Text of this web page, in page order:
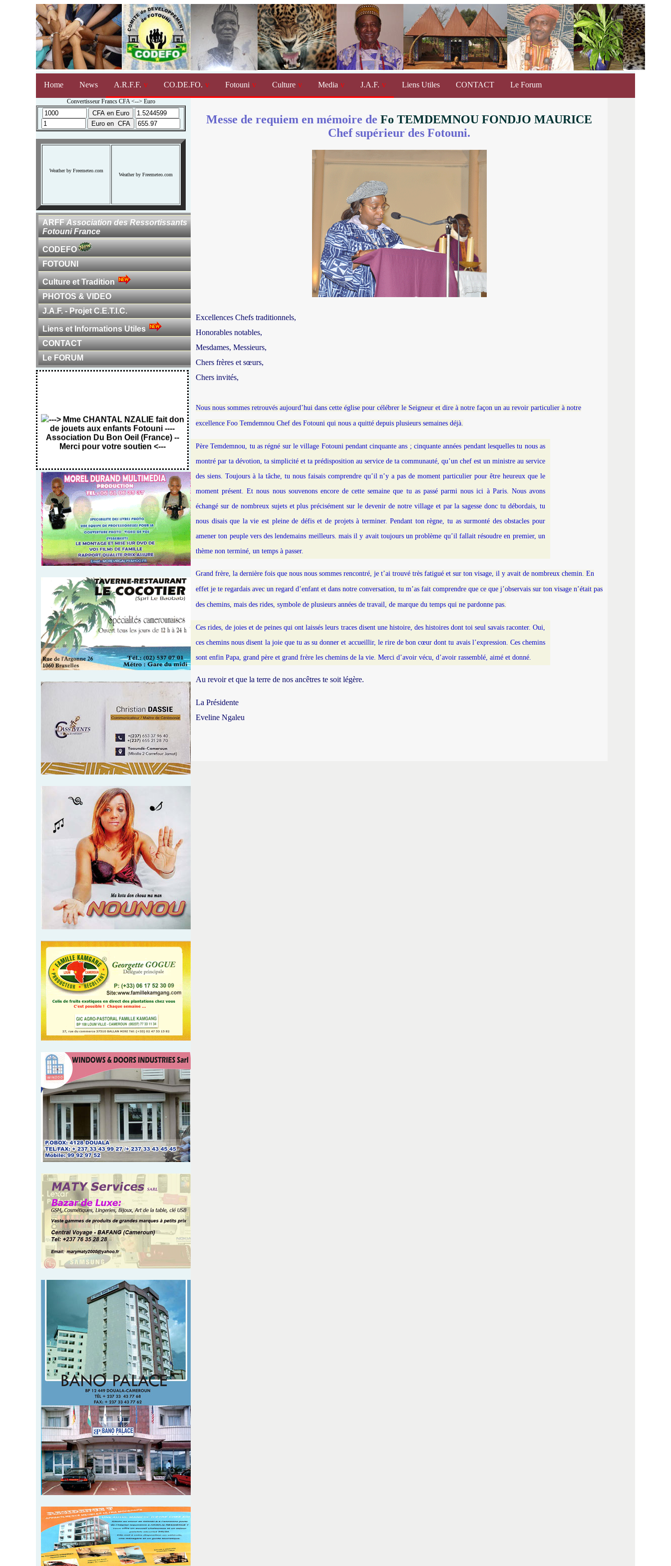
Home News A.R.F.F. CO.DE.FO. Fotouni Culture Media J.A.F. Liens Utiles CONTACT Le Forum
Convertisseur Francs CFA <--> Euro
Weather by Freemeteo.com
Weather by Freemeteo.com
ARFFAssociation des Ressortissants
Fotouni France
CODEFO
FOTOUNI
Culture et Tradition
PHOTOS & VIDEO
J.A.F. - Projet C.E.T.I.C.
Liens et Informations Utiles
CONTACT
Le FORUM
de jouets aux enfants Fotouni ----
Association Du Bon Oeil (France) --
Merci pour votre soutien <---
Messe de requiem en mémoire de Fo TEMDEMNOU FONDJO MAURICE
Chef supérieur des Fotouni.
Excellences Chefs traditionnels,
Honorables notables,
Mesdames, Messieurs,
Chers frères et sœurs,
Chers invités,
Nous nous sommes retrouvés aujourd’hui dans cette église pour célébrer le Seigneur et dire à notre façon un au revoir particulier à notre
excellence Foo Temdemnou Chef des Fotouni qui nous a quitté depuis plusieurs semaines déjà.
Père Temdemnou, tu as régné sur le village Fotouni pendant cinquante ans ; cinquante années pendant lesquelles tu nous as
montré par ta dévotion, ta simplicité et ta prédisposition au service de ta communauté, qu’un chef est un ministre au service
des siens. Toujours à la tâche, tu nous faisais comprendre qu’il n’y a pas de moment particulier pour être heureux que le
moment présent. Et nous nous souvenons encore de cette semaine que tu as passé parmi nous ici à Paris. Nous avons
échangé sur de nombreux sujets et plus précisément sur le devenir de notre village et par la sagesse donc tu débordais, tu
nous disais que la vie est pleine de défis et de projets à terminer. Pendant ton règne, tu as surmonté des obstacles pour
amener ton peuple vers des lendemains meilleurs. mais il y avait toujours un problème qu’il fallait résoudre en premier, un
thème non terminé, un temps à passer.
Grand frère, la dernière fois que nous nous sommes rencontré, je t’ai trouvé très fatigué et sur ton visage, il y avait de nombreux chemin. En
effet je te regardais avec un regard d’enfant et dans notre conversation, tu m’as fait comprendre que ce que j’observais sur ton visage n’était pas
des chemins, mais des rides, symbole de plusieurs années de travail, de marque du temps qui ne pardonne pas.
Ces rides, de joies et de peines qui ont laissés leurs traces disent une histoire, des histoires dont toi seul savais raconter. Oui,
ces chemins nous disent la joie que tu as su donner et accueillir, le rire de bon cœur dont tu avais l’expression. Ces chemins
sont enfin Papa, grand père et grand frère les chemins de la vie. Merci d’avoir vécu, d’avoir rassemblé, aimé et donné.
Au revoir et que la terre de nos ancêtres te soit légère.
La Présidente
Eveline Ngaleu